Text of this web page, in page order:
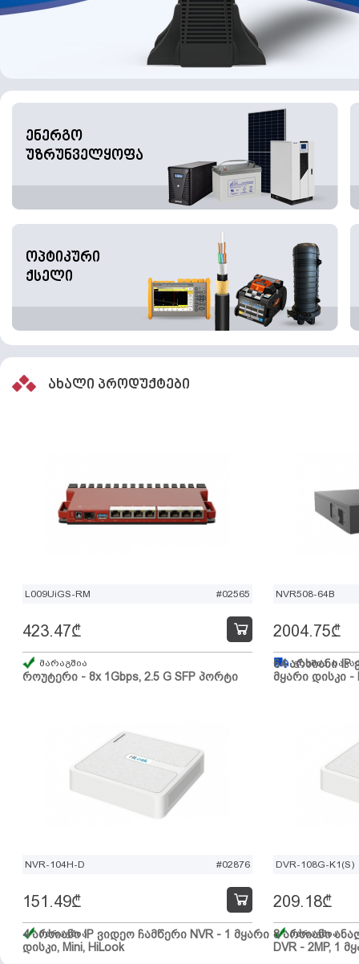
ენერგო
უზრუნველყოფა
ოპტიკური
ქსელი
ახალი პროდუქტები
L009UiGS-RM #02565
როუტერი - 8x 1Gbps, 2.5 G SFP პორტი
423.47₾
მარაგშია
NVR508-64B
64 არხიანი IP
მყარი დისკი -
2004.75₾
გზაშია,
NVR-104H-D #02876
4 არხიანი IP ვიდეო ჩამწერი NVR - 1 მყარი
დისკი, Mini, HiLook
151.49₾
მარაგშია
DVR-108G-K1(S)
8 არხიანი
DVR - 2MP, 1
209.18₾
მარაგშია